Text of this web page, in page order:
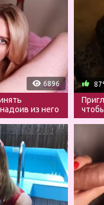
6896
из него